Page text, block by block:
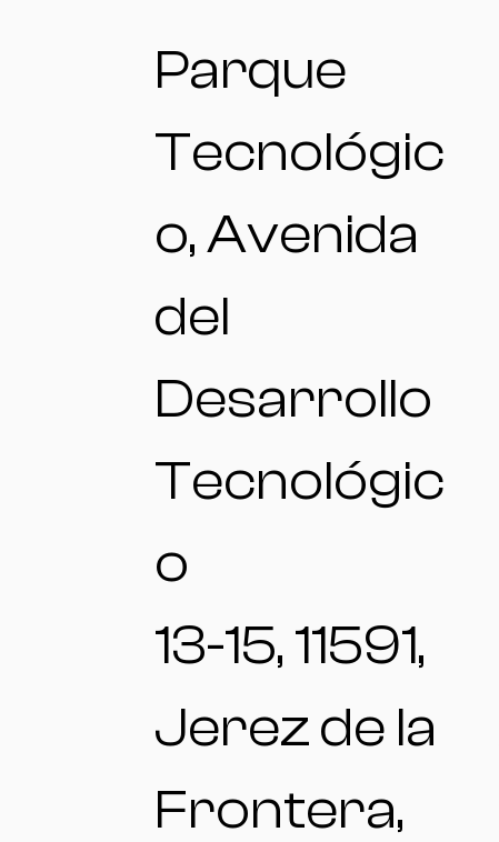
Parque
Tecnológic
o, Avenida
del
Desarrollo
Tecnológic
o
13-15, 11591,
Jerez de la
Frontera,